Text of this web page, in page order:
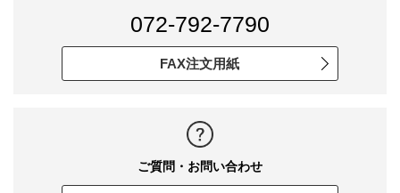
072-792-7790
FAX注文用紙
ご質問・お問い合わせ